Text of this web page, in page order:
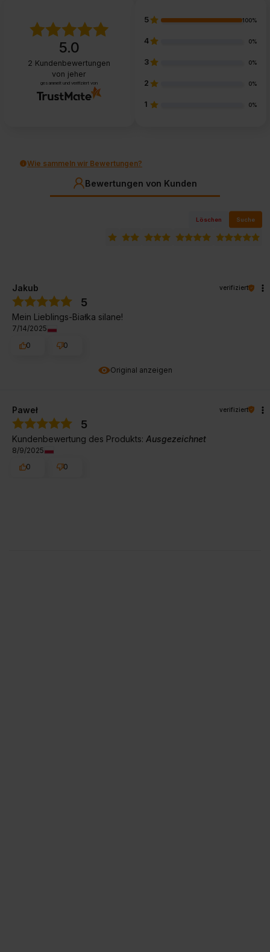
5.0
2 Kundenbewertungen
von jeher
gesammelt und verifiziert von
5 100%
4 0%
3 0%
2 0%
1 0%
Wie sammeln wir Bewertungen?
Bewertungen von Kunden
Löschen Suche
Original anzeigen
Jakub verifiziert
5
Mein Lieblings-Białka silane!
7/14/2025
0
0
Paweł verifiziert
5
Kundenbewertung des Produkts: Ausgezeichnet
8/9/2025
0
0